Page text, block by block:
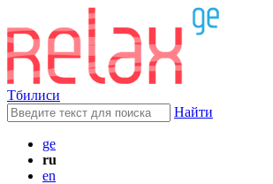
Тбилиси
Найти
ge
ru
en